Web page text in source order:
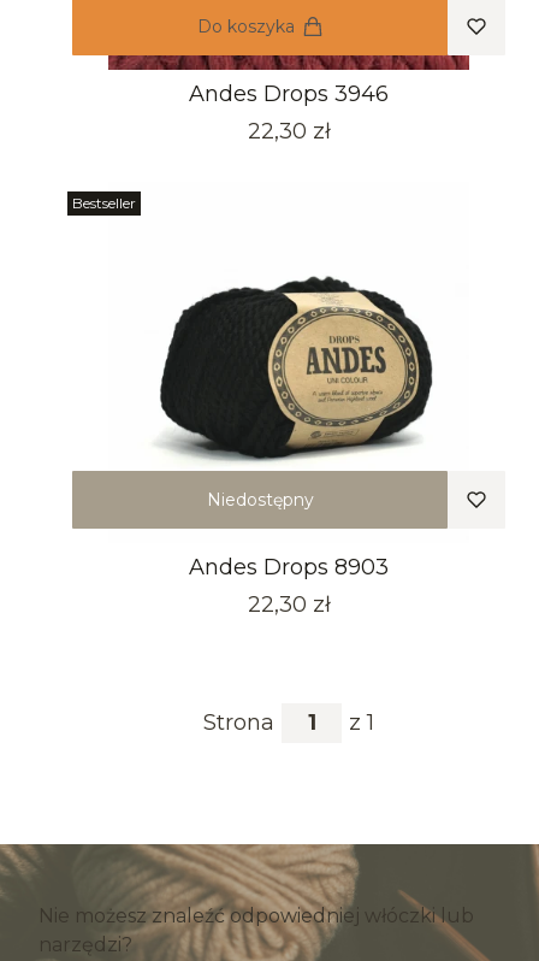
Do koszyka
Andes Drops 3946
Cena
22,30 zł
Bestseller
Niedostępny
Andes Drops 8903
Cena
22,30 zł
Strona z 1
Nie możesz znaleźć odpowiedniej włóczki lub
narzędzi?